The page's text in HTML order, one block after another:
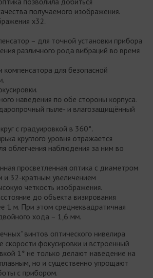
получаемого изображения.
х32.
– для точной установки прибора
различного рода вибраций во время
компенсатора для безопасной
наведения по обе стороны корпуса.
пыле- и влагозащищённый
с градуировкой в 360°.
круглого уровня отражается
облегчения наблюдения за ним во
просветленная оптика с диаметром
и 32-кратным увеличением
четкость изображения.
до объекта визирования
1 м. При этом среднеквадратичная
хода – 1,6 мм.
винтов оптического нивелира
скорости фокусировки и встроенный
1° не только делают наведение на
но и существенно упрощают
с прибором.